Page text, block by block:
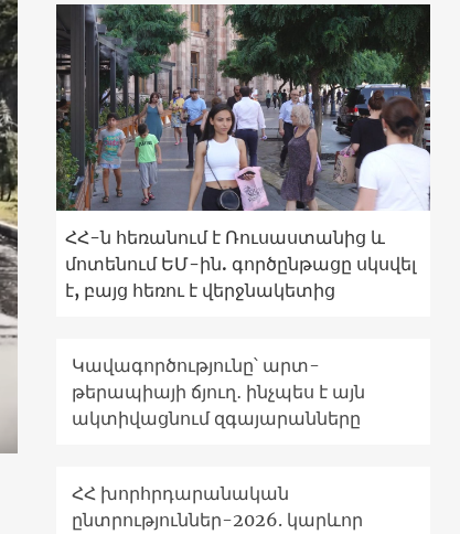
ՀՀ-ն հեռանում է Ռուսաստանից և
մոտենում ԵՄ-ին. գործընթացը սկսվել
է, բայց հեռու է վերջնակետից
Կավագործությունը՝ արտ-
թերապիայի ճյուղ․ ինչպես է այն
ակտիվացնում զգայարանները
ՀՀ խորհրդարանական
ընտրություններ-2026. կարևոր